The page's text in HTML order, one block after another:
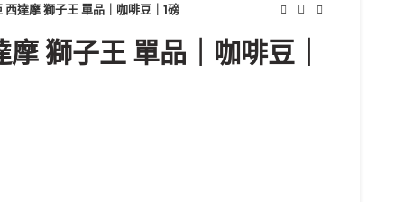
西達摩 獅子王 單品｜咖啡豆｜1磅
獅子王 單品｜咖啡豆｜